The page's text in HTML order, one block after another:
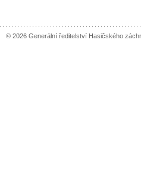
© 2026 Generální ředitelství Hasičského